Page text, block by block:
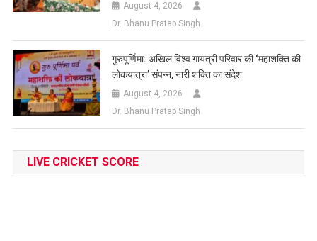
August 4, 2026
Dr. Bhanu Pratap Singh
गुरुपूर्णिमा: अखिल विश्व गायत्री परिवार की ‘महाशक्ति की
लोकयात्रा’ संपन्न, नारी शक्ति का संदेश
August 4, 2026
Dr. Bhanu Pratap Singh
LIVE CRICKET SCORE